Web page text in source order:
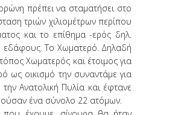
πρέπει να σταματήσει στο
τριών χιλιομέτρων περίπου
και το επίθημα -ερός δηλ.
εδάφους. Το Χωματερό. Δηλαδή
Χωματερός και έτοιμος για
ως οικισμό την συναντάμε για
Ανατολική Πυλία και έφτανε
ένα σύνολο 22 ατόμων.